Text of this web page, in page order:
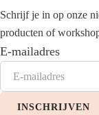
Schrijf je in op onze
producten of
E-mailadres
INSCHRIJVEN